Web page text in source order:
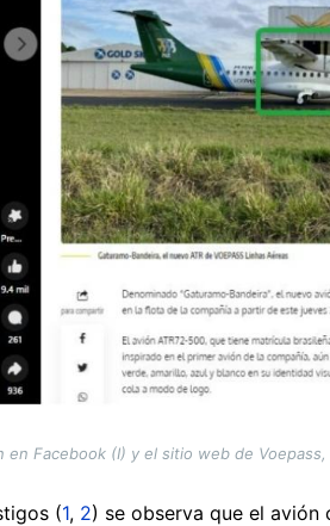
Facebook (I) y el sitio web de
(1, 2) se observa que el